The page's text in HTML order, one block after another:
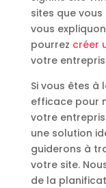
sites que
vous
pourrez créer
votre
Si vous êtes à
efficace pour
votre
une solution
guiderons à
votre site.
de la